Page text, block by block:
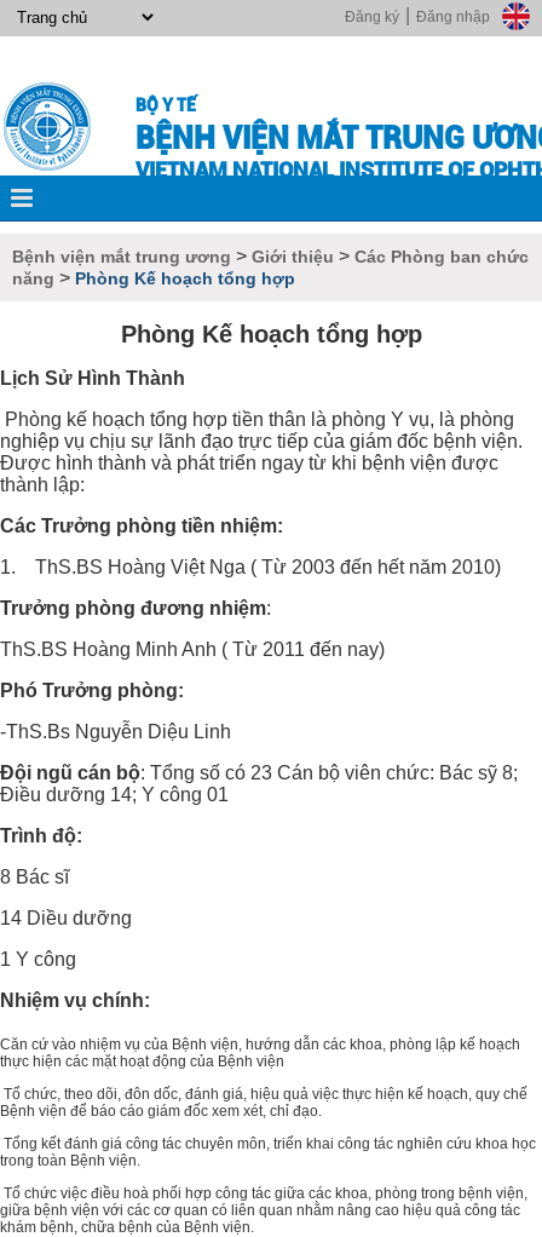
Đăng nhập
Đăng ký
BỘ Y TẾ
BỆNH VIỆN MẮT TRUNG
VIETNAM NATIONAL INSTITUTE OF
Bệnh viện mắt trung ương > Giới thiệu > Các Phòng ban chức
năng > Phòng Kế hoạch tổng hợp
Phòng Kế hoạch tổng hợp
Lịch Sử Hình Thành
Phòng kế hoạch tổng hợp tiền thân là phòng Y vụ, là phòng
nghiệp vụ chịu sự lãnh đạo trực tiếp của giám đốc bệnh viện.
Được hình thành và phát triển ngay từ khi bệnh viện được
thành lập:
Các Trưởng phòng tiền nhiệm:
1. ThS.BS Hoàng Việt Nga ( Từ 2003 đến hết năm 2010)
Trưởng phòng đương nhiệm:
ThS.BS Hoàng Minh Anh ( Từ 2011 đến nay)
Phó Trưởng phòng:
-ThS.Bs Nguyễn Diệu Linh
Đội ngũ cán bộ: Tổng số có 23 Cán bộ viên chức: Bác sỹ 8;
Điều dưỡng 14; Y công 01
Trình độ:
8 Bác sĩ
14 Diều dưỡng
1 Y công
Nhiệm vụ chính:
Căn cứ vào nhiệm vụ của Bệnh viện, hướng dẫn các khoa, phòng lập kế hoạch
thực hiện các mặt hoạt động của Bệnh viện
Tổ chức, theo dõi, đôn dốc, đánh giá, hiệu quả việc thực hiện kế hoạch, quy chế
Bệnh viện để báo cáo giám đốc xem xét, chỉ đạo.
Tổng kết đánh giá công tác chuyên môn, triển khai công tác nghiên cứu khoa học
trong toàn Bệnh viện.
Tổ chức việc điều hoà phối hợp công tác giữa các khoa, phòng trong bệnh viện,
giữa bệnh viện với các cơ quan có liên quan nhằm nâng cao hiệu quả công tác
khám bệnh, chữa bệnh của Bệnh viện.